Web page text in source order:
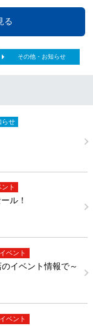
る
その他・お知らせ
らせ
ト
ル！
ベント
イベント情報で～
ベント